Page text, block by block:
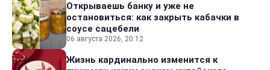
Открываешь банку и уже не
остановиться: как закрыть кабачки в
соусе сацебели
06 августа 2026, 20:12
Жизнь кардинально изменится к